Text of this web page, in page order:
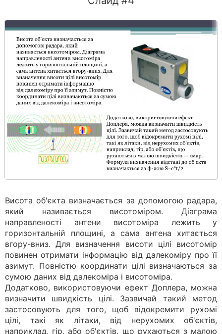
Висота об'єкта визначається за допомогою радара,
який називається висотоміром. Діаграма
направленості антени висотоміра лежить у
горизонтальній площині, а сама антена хитається
вгору-вниз. Для визначення висоти цілі висотомір
повинен отримати інформацію від далекоміру про її
азимут. Повністю координати цілі визначаються за
сумою даних від далекоміра і висотоміра.
Додатково, використовуючи ефект Доплера, можна
визначити швидкість цілі. Зазвичай такий метод
застосовують для того, щоб відокремити рухомі
цілі, такі як літаки, від нерухомих об'єктів,
наприклад, гір, або об'єктів, що рухаються з малою